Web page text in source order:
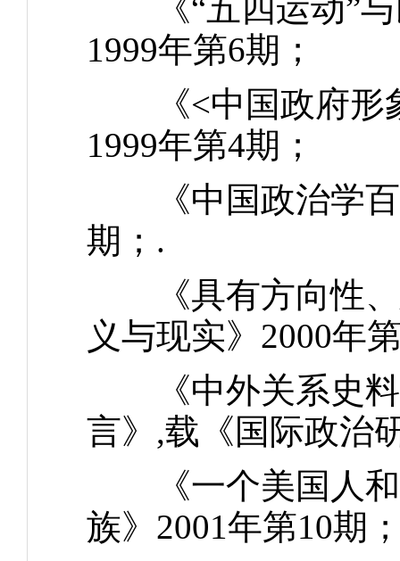
《“五四运动”与
1999年第6期；
《<中国政府形
1999年第4期；
《中国政治学百
期；.
《具有方向性、
义与现实》2000年
《中外关系史料
言》,载《国际政治
《一个美国人和
族》2001年第10期